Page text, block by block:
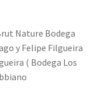
Nature Bodega
y Felipe Filgueira
( Bodega Los